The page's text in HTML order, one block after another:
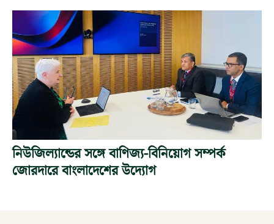
নিউজিল্যান্ডের সঙ্গে বাণিজ্য-বিনিয়োগ সম্পর্ক
জোরদারে বাংলাদেশের উদ্যোগ